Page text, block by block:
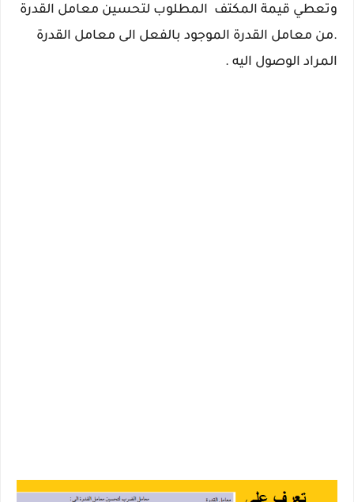
وتعطي قيمة المكتف المطلوب لتحسين معامل القدرة
.من معامل القدرة الموجود بالفعل الى معامل القدرة
المراد الوصول اليه .